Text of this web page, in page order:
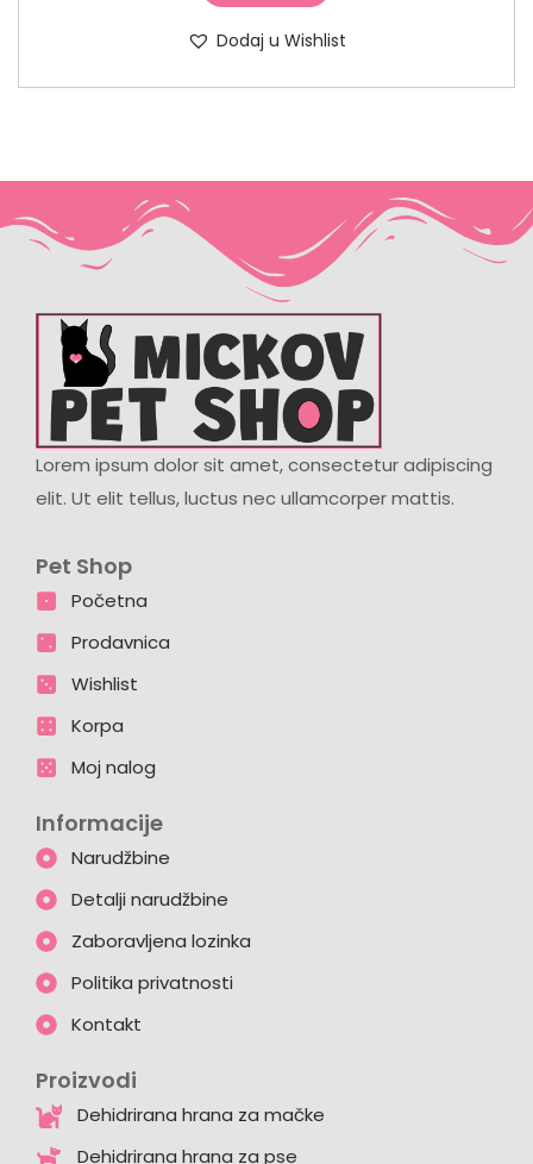
Dodaj u Wishlist
Lorem ipsum dolor sit amet, consectetur adipiscing
elit. Ut elit tellus, luctus nec ullamcorper mattis.
Pet Shop
Početna
Prodavnica
Wishlist
Korpa
Moj nalog
Informacije
Narudžbine
Detalji narudžbine
Zaboravljena lozinka
Politika privatnosti
Kontakt
Proizvodi
Dehidrirana hrana za mačke
Dehidrirana hrana za pse